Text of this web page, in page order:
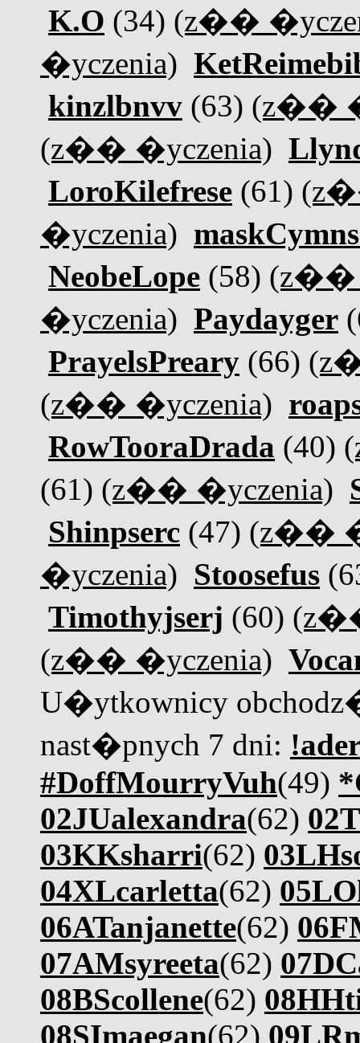
K.O (34) (z��
�yczenia)
kinzlbnvv (63) (z��
(z�� �yczenia)
LoroKilefrese (61)
�yczenia)
NeobeLope (58) (z��
�yczenia) Paydayger
PrayelsPreary (66)
(z�� �yczenia)
RowTooraDrada (40)
(61) (z�� �yczenia)
Shinpserc (47) (z��
�yczenia) Stoosefus
Timothyjserj (60)
(z�� �yczenia)
U�ytkownicy
nast�pnych 7 dni:
#DoffMourryVuh(49)
02JUalexandra(62)
03KKsharri(62)
04XLcarletta(62)
06ATanjanette(62)
07AMsyreeta(62)
08BScollene(62)
08SImaegan(62)